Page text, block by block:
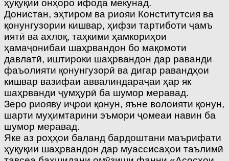
ҳуқуқии онҳоро ифода мекунад.
Донистан, эҳтиром ва риояи Конститутсия ва
қонунгузории кишвар, ҳифзи тартиботи ҷамъ
иятӣ ва ахлоқ, таҳкими ҳамкориҳои
ҳамаҷонибаи шаҳрвандон бо мақомоти
давлатӣ, иштироки шаҳрвандон дар раванди
фаъолияти қонунгузорӣ ва дигар равандҳои
кишвар вазифаи аввалиндараҷаи ҳар як
шаҳрванди ҷумҳурӣ ба шумор меравад.
Зеро риояву иҷрои қонун, яъне волоияти қонун,
шарти муҳимтарини эъмори ҷомеаи навин ба
шумор меравад.
Яке аз роҳҳои баланд бардоштани маърифати
ҳуқуқии шаҳрвандон дар муассисаҳои таълимӣ